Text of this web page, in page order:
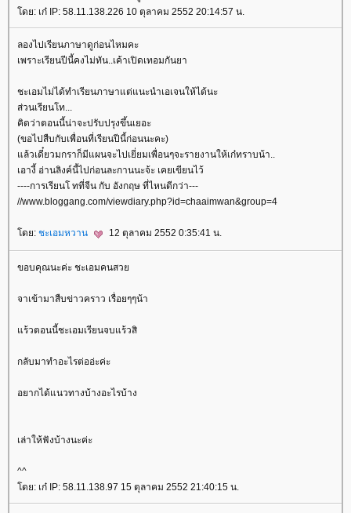
ดย: เก๋ IP: 58.11.138.226 10 ตุลาคม 2552 20:14:57 น.
ลองไปเรียนภาษาดูก่อนไหมคะ
เพราะเรียนปีนี้คงไม่ทัน..เค้าเปิดเทอมกันยา
ชะเอมไม่ได้ทำเรียนภาษาแต่แนะนำเอเจนให้ได้นะ
ส่วนเรียนโท...
คิดว่าตอนนี้น่าจะปรับปรุงขึ้นเยอะ
(ขอไปสืบกับเพื่อนที่เรียนปีนี้ก่อนนะคะ)
ล้วเดี๋ยวมกราก็มีแผนจะไปเยี่ยมเพื่อนๆจะรายงานให้เก๋ทราบน้า..
เอางี้ อ่านลิงค์นี้ไปก่อนละกานนะจ้ะ เคยเขียนไว้
----การเรียนโ ทที่จีน กับ อังกฤษ ที่ไหนดีกว่า---
//www.bloggang.com/viewdiary.php?id=chaaimwan&group=4
ดย: ชะเอมหวาน 12 ตุลาคม 2552 0:35:41 น.
ขอบคุณนะค่ะ ชะเอมคนสว
จาเข้ามาสืบข่าวคราว เรื่อยๆๆน้า
ร้วตอนนี้ชะเอมเรียนจบแร้วสิ
กลับมาทำอะไรต่ออ่ะค่ะ
อยากได้แนวทางบ้างอะไรบ้าง
เล่าให้ฟังบ้างนะค่ะ
^^
ดย: เก๋ IP: 58.11.138.97 15 ตุลาคม 2552 21:40:15 น.